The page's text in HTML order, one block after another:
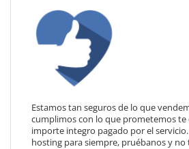
Estamos tan seguros de lo que
cumplimos con lo que prometemos te
importe integro pagado por el
hosting para siempre, pruébanos y no